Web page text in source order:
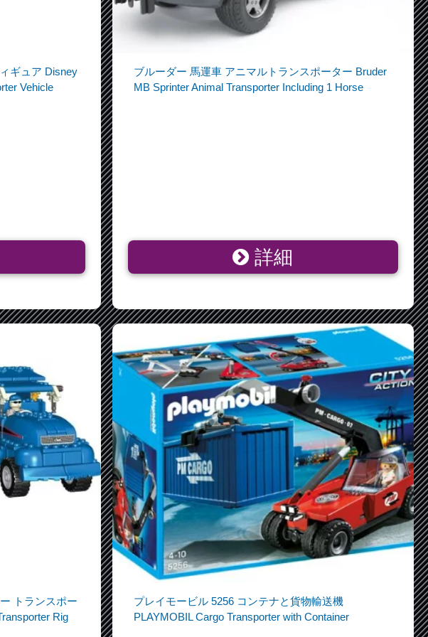
ギュア Disney
Vehicle
ブルーダー 馬運車 アニマルトランスポーター Bruder
MB Sprinter Animal Transporter Including 1 Horse
詳細
トランスポー
Rig
プレイモービル 5256 コンテナと貨物輸送機
PLAYMOBIL Cargo Transporter with Container